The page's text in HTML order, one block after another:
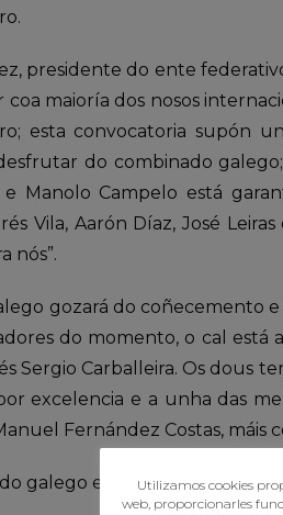
presidente do ente
coa maioría dos nosos
esta convocatoria supón
do combinado
e Manolo Campelo está
Vila, Aarón Díaz, José
nós”.
gozará do coñecemento
do momento, o cal está
Sergio Carballeira. Os dous
excelencia e a unha das
Fernández Costas, máis
galego estará formado por:
Utilizamos cookies
web, proporcionarles